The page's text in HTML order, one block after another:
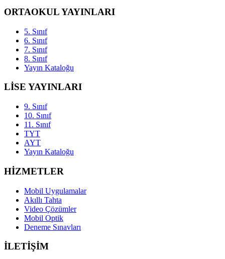
ORTAOKUL YAYINLARI
5. Sınıf
6. Sınıf
7. Sınıf
8. Sınıf
Yayın Kataloğu
LİSE YAYINLARI
9. Sınıf
10. Sınıf
11. Sınıf
TYT
AYT
Yayın Kataloğu
HİZMETLER
Mobil Uygulamalar
Akıllı Tahta
Video Çözümler
Mobil Optik
Deneme Sınavları
İLETİŞİM